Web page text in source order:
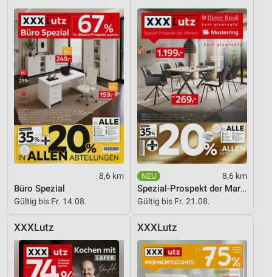
8,6 km
Büro Spezial
Gültig bis Fr. 14.08.
8,6 km
Spezial-Prospekt der Marken
Gültig bis Fr. 21.08.
XXXLutz XXXLutz